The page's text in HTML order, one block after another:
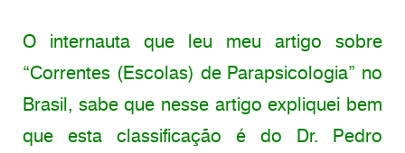
O internauta que leu meu artigo sobre
“Correntes (Escolas) de Parapsicologia” no
Brasil, sabe que nesse artigo expliquei bem
que esta classificação é do Dr. Pedro